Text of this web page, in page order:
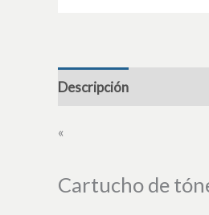
Descripción
«
Cartucho de